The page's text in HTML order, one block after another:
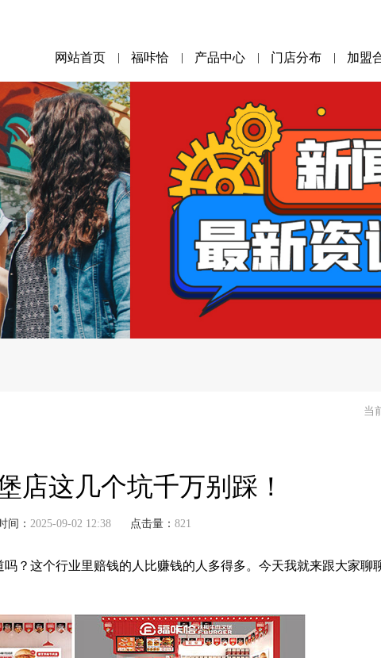
网站首页 福咔恰 产品中心 门店分布 加盟
当
店这几个坑千万别踩！
间： 2025-09-02 12:38 点击量： 821
？这个行业里赔钱的人比赚钱的人多得多。今天我就来跟大家聊